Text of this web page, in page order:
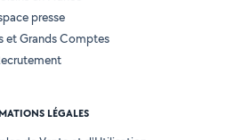
presse
et Grands Comptes
LÉGALES